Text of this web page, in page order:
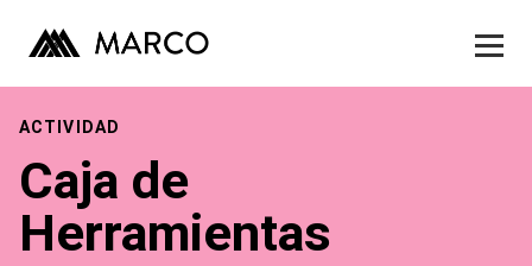
Skip
Museo
Actividades
Publicaciones
Contacto
ACTIVIDAD
Caja de
Herramientas